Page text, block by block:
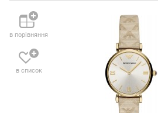
в порівняння
в список